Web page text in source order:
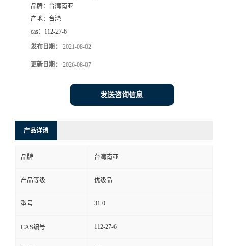
品牌： 台湾南亚
产地： 台湾
cas： 112-27-6
发布日期： 2021-08-02
更新日期： 2026-08-07
发送咨询信息
产品详请
品牌 台湾南亚
产品等级 优级品
型号 31-0
CAS编号 112-27-6